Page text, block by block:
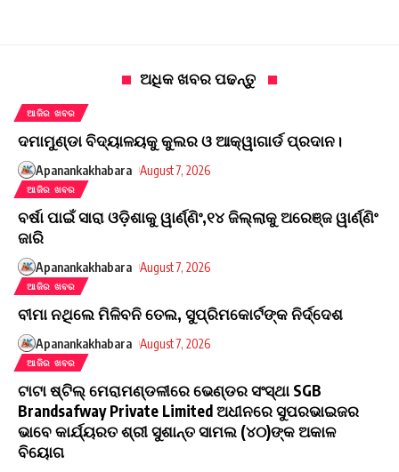
ଅଧିକ ଖବର ପଢନ୍ତୁ
ଆଜିର ଖବର
ଦମାମୁଣ୍ଡା ବିଦ୍ୟାଳୟକୁ କୁଲର ଓ ଆକ୍ୱାଗାର୍ଡ ପ୍ରଦାନ।
Apanankakhabara August 7, 2026
ଆଜିର ଖବର
ବର୍ଷା ପାଇଁ ସାରା ଓଡ଼ିଶାକୁ ୱାର୍ଣ୍ଣିଂ,୧୪ ଜିଲ୍ଲାକୁ ଅରେଞ୍ଜ ୱାର୍ଣ୍ଣିଂ
ଜାରି
Apanankakhabara August 7, 2026
ଆଜିର ଖବର
ବୀମା ନଥିଲେ ମିଳିବନି ତେଲ, ସୁପ୍ରିମକୋର୍ଟଙ୍କ ନିର୍ଦ୍ଦେଶ
Apanankakhabara August 7, 2026
ଆଜିର ଖବର
ଟାଟା ଷ୍ଟିଲ୍ ମେରାମଣ୍ଡଳୀରେ ଭେଣ୍ଡର ସଂସ୍ଥା SGB
Brandsafway Private Limited ଅଧୀନରେ ସୁପରଭାଇଜର
ଭାବେ କାର୍ଯ୍ୟରତ ଶ୍ରୀ ସୁଶାନ୍ତ ସାମଲ (୪୦)ଙ୍କ ଅକାଳ
ବିୟୋଗ